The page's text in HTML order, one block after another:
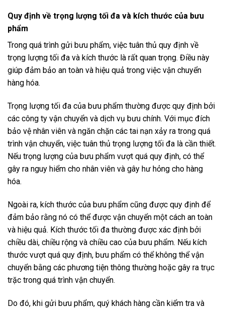
Quy định về trọng lượng tối đa và kích thước của bưu
phẩm
Trong quá trình gửi bưu phẩm, việc tuân thủ quy định về
trọng lượng tối đa và kích thước là rất quan trọng. Điều này
giúp đảm bảo an toàn và hiệu quả trong việc vận chuyển
hàng hóa.
Trọng lượng tối đa của bưu phẩm thường được quy định bởi
các công ty vận chuyển và dịch vụ bưu chính. Với mục đích
bảo vệ nhân viên và ngăn chặn các tai nạn xảy ra trong quá
trình vận chuyển, việc tuân thủ trọng lượng tối đa là cần thiết.
Nếu trọng lượng của bưu phẩm vượt quá quy định, có thể
gây ra nguy hiểm cho nhân viên và gây hư hỏng cho hàng
hóa.
Ngoài ra, kích thước của bưu phẩm cũng được quy định để
đảm bảo rằng nó có thể được vận chuyển một cách an toàn
và hiệu quả. Kích thước tối đa thường được xác định bởi
chiều dài, chiều rộng và chiều cao của bưu phẩm. Nếu kích
thước vượt quá quy định, bưu phẩm có thể không thể vận
chuyển bằng các phương tiện thông thường hoặc gây ra trục
trặc trong quá trình vận chuyển.
Do đó, khi gửi bưu phẩm, quý khách hàng cần kiểm tra và